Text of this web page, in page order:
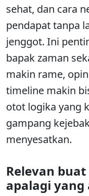
sehat, dan cara
pendapat tanpa
jenggot. Ini
bapak zaman
makin rame,
timeline makin
otot logika yang
gampang
menyesatkan.
Relevan
apalagi yang